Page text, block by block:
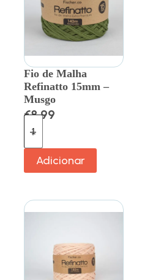
Fio de Malha
Refinatto 15mm –
Musgo
€8.99
Adicionar